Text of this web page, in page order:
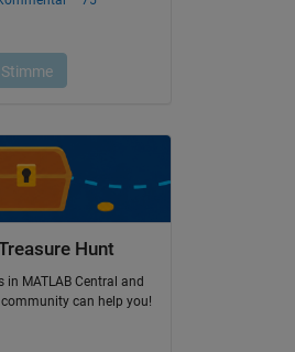
Hunt
in MATLAB Central and
can help you!